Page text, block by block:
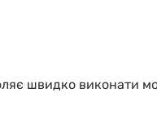
швидко виконати